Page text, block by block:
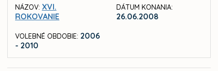
NÁZOV: XVI.
ROKOVANIE
VOLEBNÉ OBDOBIE: 2006
- 2010
DÁTUM KONANIA:
26.06.2008